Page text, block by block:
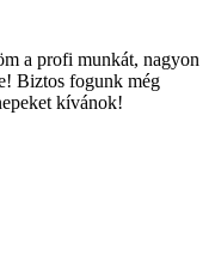
a profi munkát, nagyon
Biztos fogunk még
kívánok!